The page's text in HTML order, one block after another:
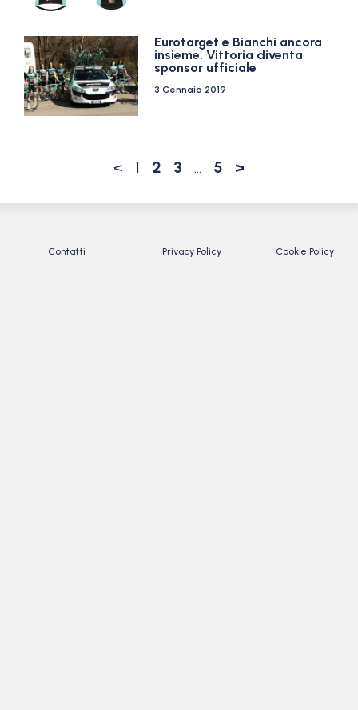
Eurotarget e Bianchi ancora
insieme. Vittoria diventa
sponsor ufficiale
3 Gennaio 2019
< 1 2 3 … 5 >
Contatti Privacy Policy Cookie Policy